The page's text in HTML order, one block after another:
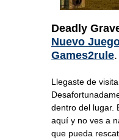
Deadly
Nuevo
Games2rule.
Llegaste de
dentro del lugar.
aquí y no ves a
que pueda